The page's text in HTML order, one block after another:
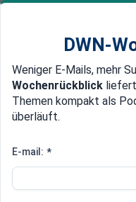
Newsticker MEIN
Edelmetalle
NASA-Technologie
Start-up will
Cams
DWN-
Weniger E-Mails, mehr
Wochenrückblick
Themen kompakt als
überläuft.
E-mail: *